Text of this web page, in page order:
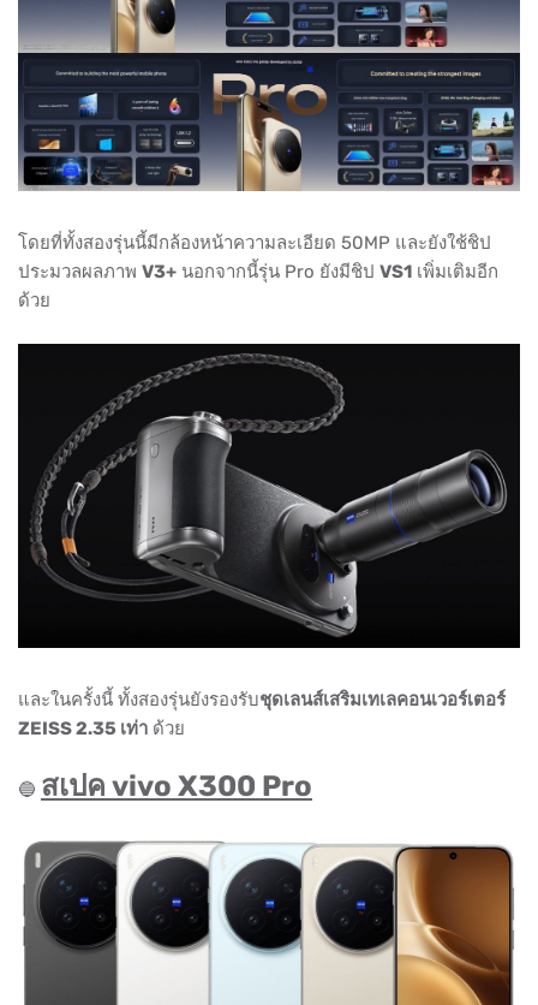
โดยที่ทั้งสองรุ่นนี้มีกล้องหน้าความละเอียด 50MP และยังใช้ชิป
ประมวลผลภาพ V3+ นอกจากนี้รุ่น Pro ยังมีชิป VS1 เพิ่มเติมอีก
ด้วย
และในครั้งนี้ ทั้งสองรุ่นยังรองรับชุดเลนส์เสริมเทเลคอนเวอร์เตอร์
ZEISS 2.35 เท่า ด้วย
🔵 สเปค vivo X300 Pro